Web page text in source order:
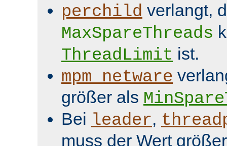
perchild verlangt,
MaxSpareThreads
ThreadLimit ist.
mpm_netware
größer als
Bei leader,
muss der Wert